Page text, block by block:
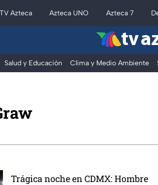
TV Azteca Azteca UNO Azteca 7
tv
Salud y Educación Clima y Medio Ambiente
Trágica noche en CDMX: Hombre